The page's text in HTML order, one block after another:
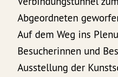
Abgeordneten
Auf dem Weg ins
Besucherinnen und
Ausstellung der